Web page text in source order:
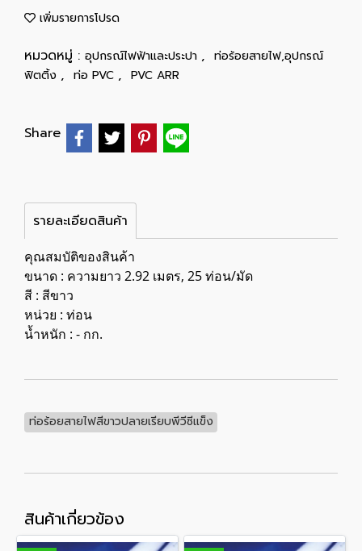
เพิ่มรายการโปรด
หมวดหมู่ : อุปกรณ์ไฟฟ้าและประปา , ท่อร้อยสายไฟ,อุปกรณ์
ฟิตติ้ง , ท่อ PVC , PVC ARR
Share
รายละเอียดสินค้า
คุณสมบัติของสินค้า
ขนาด : ความยาว 2.92 เมตร, 25 ท่อน/มัด
สี : สีขาว
หน่วย : ท่อน
น้ำหนัก : - กก.
ท่อร้อยสายไฟสีขาวปลายเรียบพีวีซีแข็ง
สินค้าเกี่ยวข้อง